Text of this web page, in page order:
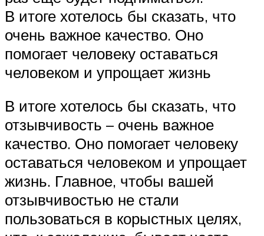
В итоге хотелось бы сказать, что
очень важное качество. Оно
помогает человеку оставаться
человеком и упрощает жизнь
В итоге хотелось бы сказать, что
отзывчивость – очень важное
качество. Оно помогает человеку
оставаться человеком и упрощает
жизнь. Главное, чтобы вашей
отзывчивостью не стали
пользоваться в корыстных целях,